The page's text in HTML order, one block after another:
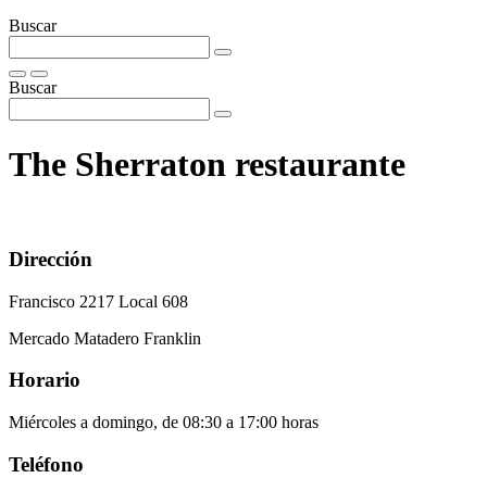
Buscar
Buscar
The Sherraton restaurante
Dirección
Francisco 2217 Local 608
Mercado Matadero Franklin
Horario
Miércoles a domingo, de 08:30 a 17:00 horas
Teléfono